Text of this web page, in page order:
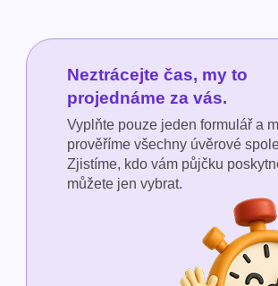
Neztrácejte čas, my to
projednáme za vás.
Vyplňte pouze jeden formulář a
prověříme všechny úvěrové
Zjistíme, kdo vám půjčku
můžete jen vybrat.